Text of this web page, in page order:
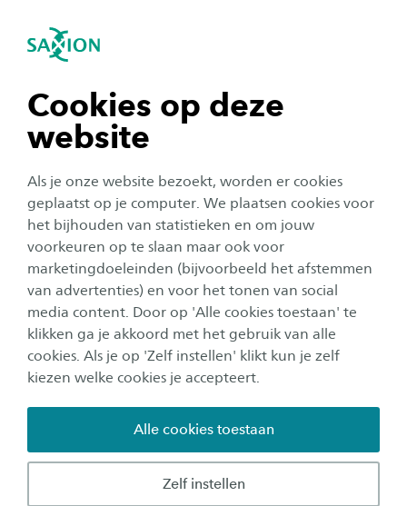
Cookies op deze
website
Als je onze website bezoekt, worden er cookies
geplaatst op je computer. We plaatsen cookies voor
het bijhouden van statistieken en om jouw
voorkeuren op te slaan maar ook voor
marketingdoeleinden (bijvoorbeeld het afstemmen
van advertenties) en voor het tonen van social
media content. Door op 'Alle cookies toestaan' te
klikken ga je akkoord met het gebruik van alle
cookies. Als je op 'Zelf instellen' klikt kun je zelf
kiezen welke cookies je accepteert.
Zelf instellen
Alle cookies toestaan
Navigatie openen
tonen
tonen
tonen
tonen
sluiten
Onderwijs
100 jaar Hoger
Textielonderwijs in Enschede:
textiel als primaire
levensbehoefte
Auteur:
Willem Korenromp
Publicatiedatum:
22 november 2019 Leestijd: Minuten
De Hogere Textielschool, een voorloper van de
opleiding Fashion & Textile Technologies,
bestaat honderd jaar. Dat textiel een belangrijke